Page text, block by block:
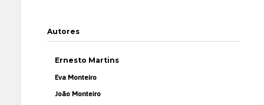
Autores
Ernesto Martins
Eva Monteiro
João Monteiro